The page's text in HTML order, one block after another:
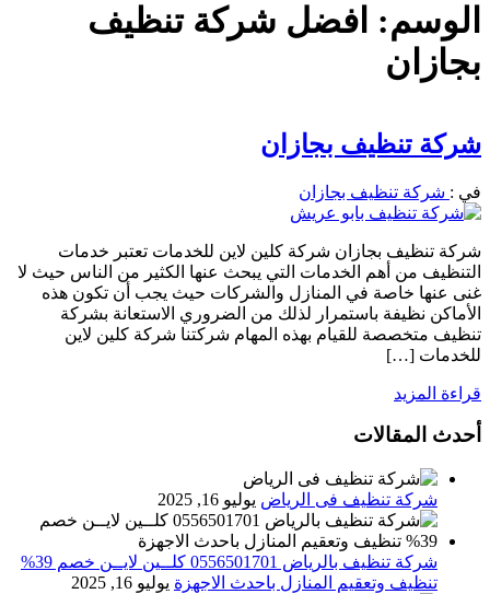
الوسم: افضل شركة تنظيف
بجازان
شركة تنظيف بجازان
في : شركة تنظيف بجازان
شركة تنظيف بجازان شركة كلين لاين للخدمات تعتبر خدمات
التنظيف من أهم الخدمات التي يبحث عنها الكثير من الناس حيث لا
غنى عنها خاصة في المنازل والشركات حيث يجب أن تكون هذه
الأماكن نظيفة باستمرار لذلك من الضروري الاستعانة بشركة
تنظيف متخصصة للقيام بهذه المهام شركتنا شركة كلين لاين
للخدمات […]
قراءة المزيد
أحدث المقالات
شركة تنظيف فى الرياض يوليو 16, 2025
شركة تنظيف بالرياض 0556501701 كلــين لايــن خصم 39%
تنظيف وتعقيم المنازل باحدث الاجهزة يوليو 16, 2025